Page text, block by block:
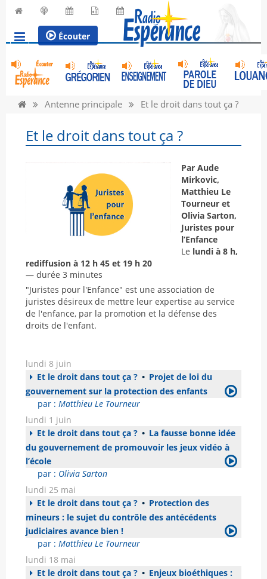
Écouter
Antenne principale Et le droit dans tout ça ?
Et le droit dans tout ça ?
Par Aude
Mirkovic,
Matthieu Le
Tourneur et
Olivia Sarton,
Juristes pour
l’Enfance
Le lundi à 8 h,
rediffusion à 12 h 45 et 19 h 20
— durée 3 minutes
"Juristes pour l'Enfance" est une association de
juristes désireux de mettre leur expertise au service
de l'enfance, par la promotion et la défense des
droits de l'enfant.
lundi 8 juin
Et le droit dans tout ça ? • Projet de loi du
gouvernement sur la protection des enfants
par : Matthieu Le Tourneur
lundi 1 juin
Et le droit dans tout ça ? • La fausse bonne idée
du gouvernement de promouvoir les jeux vidéo à
l’école
par : Olivia Sarton
lundi 25 mai
Et le droit dans tout ça ? • Protection des
mineurs : le sujet du contrôle des antécédents
judiciaires avance bien !
par : Matthieu Le Tourneur
lundi 18 mai
Et le droit dans tout ça ? • Enjeux bioéthiques :